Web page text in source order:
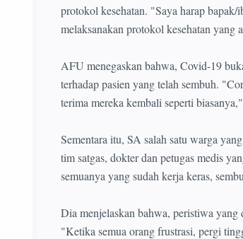
protokol kesehatan. "Saya harap bapak/
melaksanakan protokol kesehatan yang
AFU menegaskan bahwa, Covid-19
terhadap pasien yang telah sembuh.
terima mereka kembali seperti
Sementara itu, SA salah satu warga
tim satgas, dokter dan petugas medis
semuanya yang sudah kerja keras,
Dia menjelaskan bahwa, peristiwa
"Ketika semua orang frustrasi, pergi